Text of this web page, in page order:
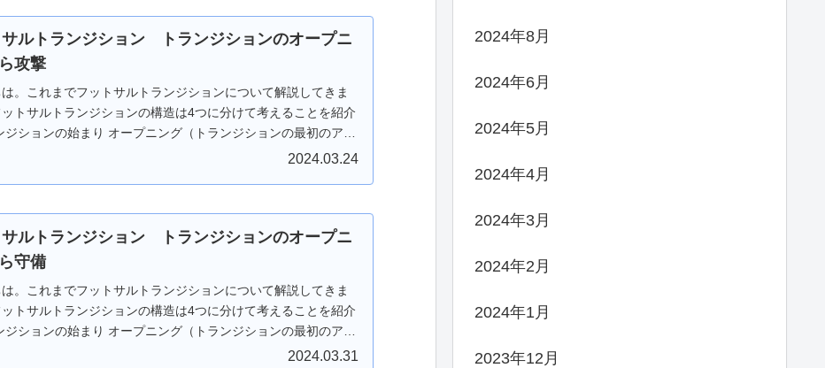
ルトランジション トランジションのオープニ
攻撃
。これまでフットサルトランジションについて解説してきま
トサルトランジションの構造は4つに分けて考えることを紹介
ジションの始まり オープニング（トランジションの最初のアク
2024.03.24
ルトランジション トランジションのオープニ
守備
。これまでフットサルトランジションについて解説してきま
トサルトランジションの構造は4つに分けて考えることを紹介
ジションの始まり オープニング（トランジションの最初のアク
2024.03.31
2024年8月
2024年6月
2024年5月
2024年4月
2024年3月
2024年2月
2024年1月
2023年12月